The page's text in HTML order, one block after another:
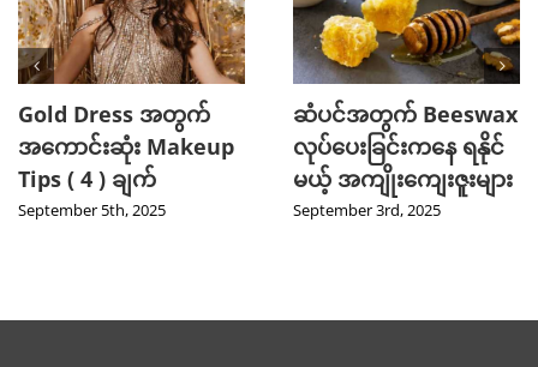
Gold Dress အတွက်
အကောင်းဆုံး Makeup
Tips ( 4 ) ချက်
September 5th, 2025
ဆံပင်အတွက် Beeswax
လုပ်ပေးခြင်းကနေ ရနိုင်
မယ့် အကျိုးကျေးဇူးများ
September 3rd, 2025